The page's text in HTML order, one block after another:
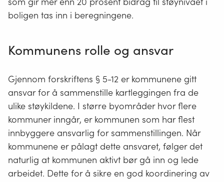
boligen tas inn i beregningene.
Kommunens rolle og ansvar
Gjennom forskriftens § 5-12 er kommunene gitt
ansvar for å sammenstille kartleggingen fra de
ulike støykildene. I større byområder hvor flere
kommuner inngår, er kommunen som har flest
innbyggere ansvarlig for sammenstillingen. Når
kommunene er pålagt dette ansvaret, følger det
naturlig at kommunen aktivt bør gå inn og lede
arbeidet. Dette for å sikre en god koordinering av